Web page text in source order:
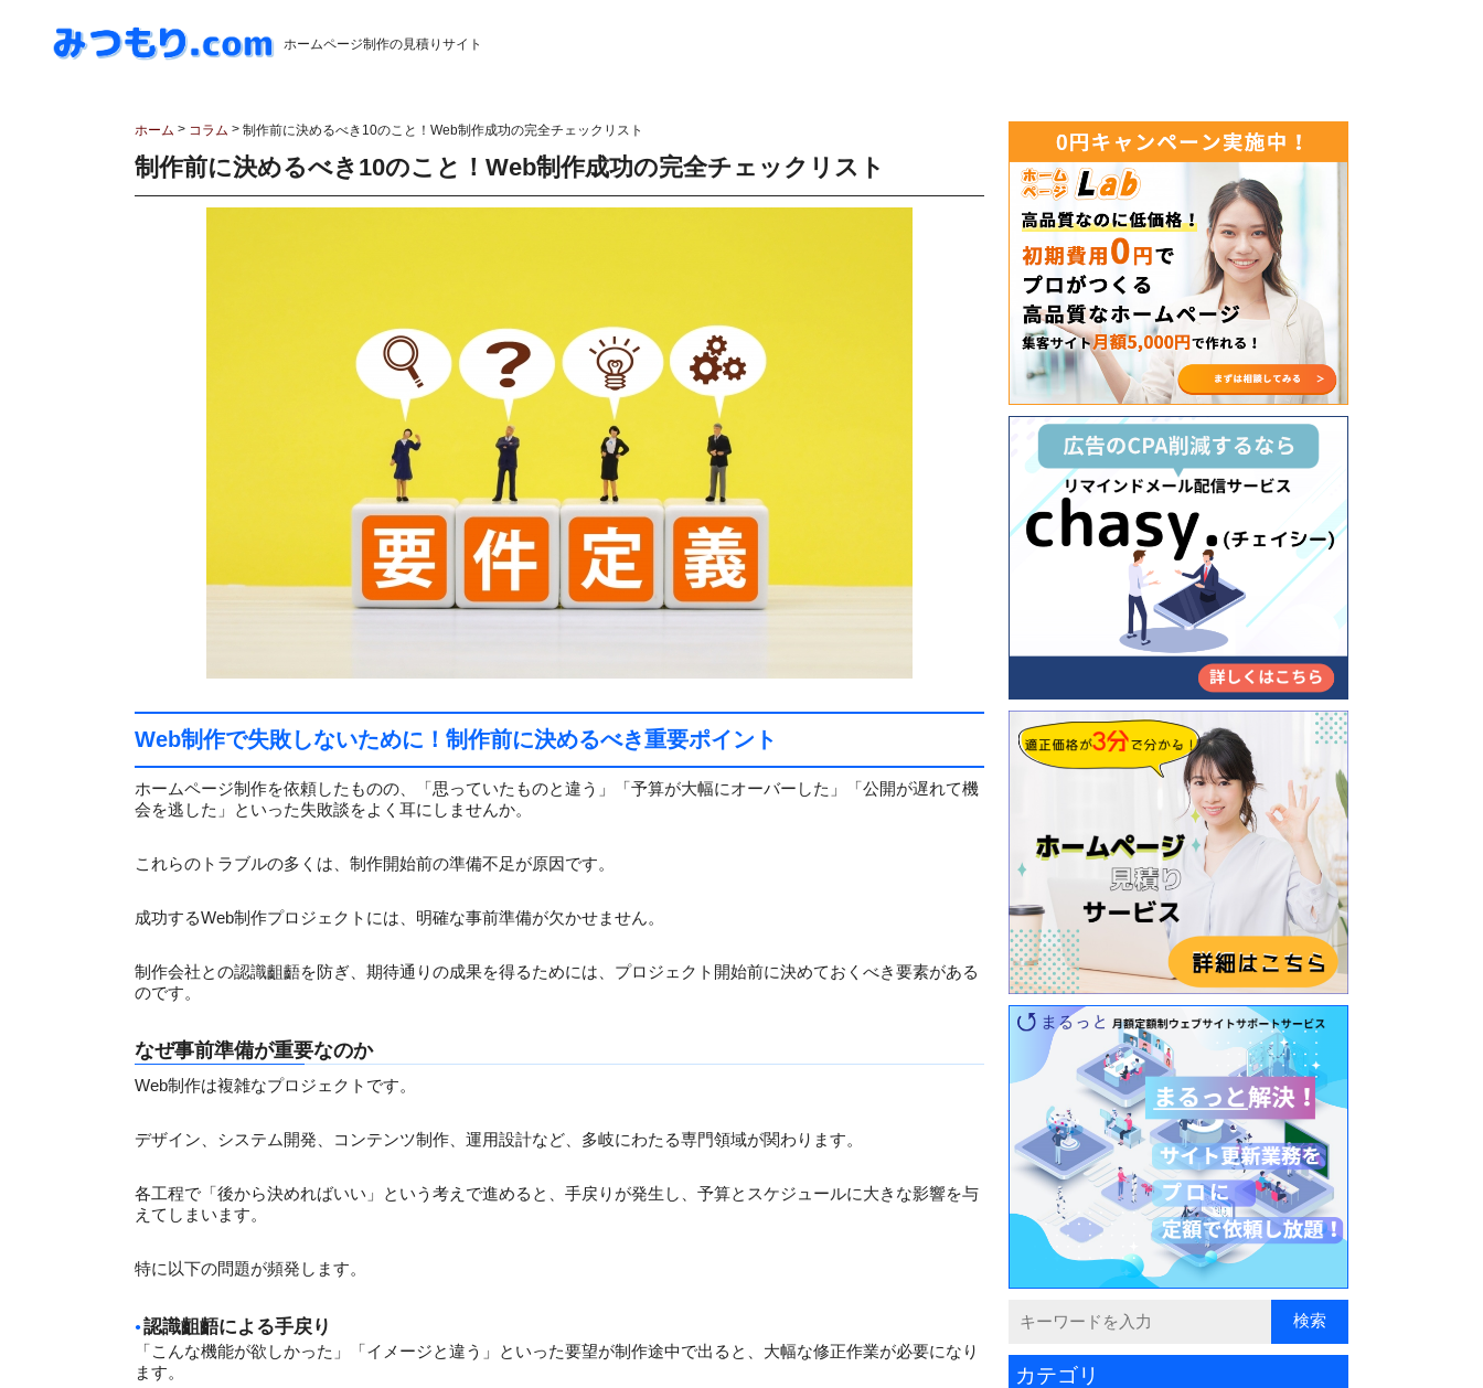
ホームページ制作の見積りサイト
ホーム > コラム > 制作前に決めるべき10のこと！Web制作成功の完全チェックリスト
制作前に決めるべき10のこと！Web制作成功の完全チェックリスト
Web制作で失敗しないために！制作前に決めるべき重要ポイント
ホームページ制作を依頼したものの、「思っていたものと違う」「予算が大幅にオーバーした」「公開が遅れて機
会を逃した」といった失敗談をよく耳にしませんか。
これらのトラブルの多くは、制作開始前の準備不足が原因です。
成功するWeb制作プロジェクトには、明確な事前準備が欠かせません。
制作会社との認識齟齬を防ぎ、期待通りの成果を得るためには、プロジェクト開始前に決めておくべき要素がある
のです。
なぜ事前準備が重要なのか
Web制作は複雑なプロジェクトです。
デザイン、システム開発、コンテンツ制作、運用設計など、多岐にわたる専門領域が関わります。
各工程で「後から決めればいい」という考えで進めると、手戻りが発生し、予算とスケジュールに大きな影響を与
えてしまいます。
特に以下の問題が頻発します。
認識齟齬による手戻り
「こんな機能が欲しかった」「イメージと違う」といった要望が制作途中で出ると、大幅な修正作業が必要になり
ます。
カテゴリ